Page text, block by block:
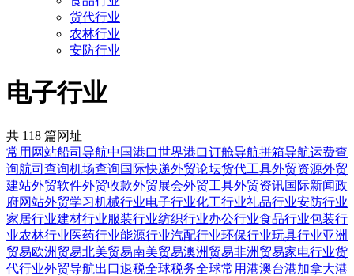
货代行业
农林行业
安防行业
电子行业
共 118 篇网址
常用网站船司导航中国港口世界港口订舱导航拼箱导航运费查
询航司查询机场查询国际快递外贸论坛货代工具外贸资源外贸
建站外贸软件外贸收款外贸展会外贸工具外贸资讯国际新闻政
府网站外贸学习机械行业电子行业化工行业礼品行业安防行业
家居行业建材行业服装行业纺织行业办公行业食品行业包装行
业农林行业医药行业能源行业汽配行业环保行业玩具行业亚洲
贸易欧洲贸易北美贸易南美贸易澳洲贸易非洲贸易家电行业货
代行业外贸导航出口退税全球税务全球常用港澳台港加拿大港